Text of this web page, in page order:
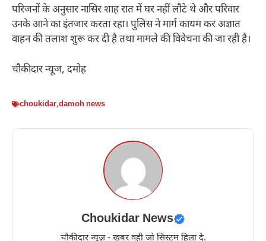
परिजनों के अनुसार नासिर शाह रात में घर नहीं लौटे थे और परिवार
उनके आने का इंतजार करता रहा। पुलिस ने मार्ग कायम कर अज्ञात
वाहन की तलाश शुरू कर दी है तथा मामले की विवेचना की जा रही है।
चौकीदार न्यूज, दमोह
choukidar,damoh news
Choukidar News
चौकीदार न्यूज़ - खबर वही जो सिस्टम हिला दे.